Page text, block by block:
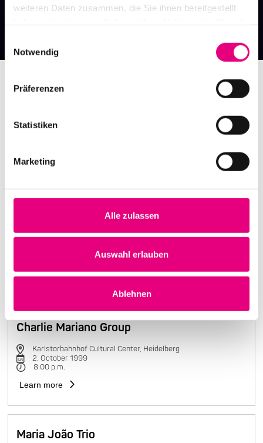
weiteren Daten zusammen, die Sie ihnen bereitgestellt
Notwendig
Präferenzen
Statistiken
Marketing
Alle zulassen
Auswahl erlauben
Ablehnen
Past events, festivals, and venues
Nightmares on Wax
Learn more
Charlie Mariano Group
Karlstorbahnhof Cultural Center, Heidelberg
2. October 1999
8:00 p.m.
Learn more
Maria João Trio